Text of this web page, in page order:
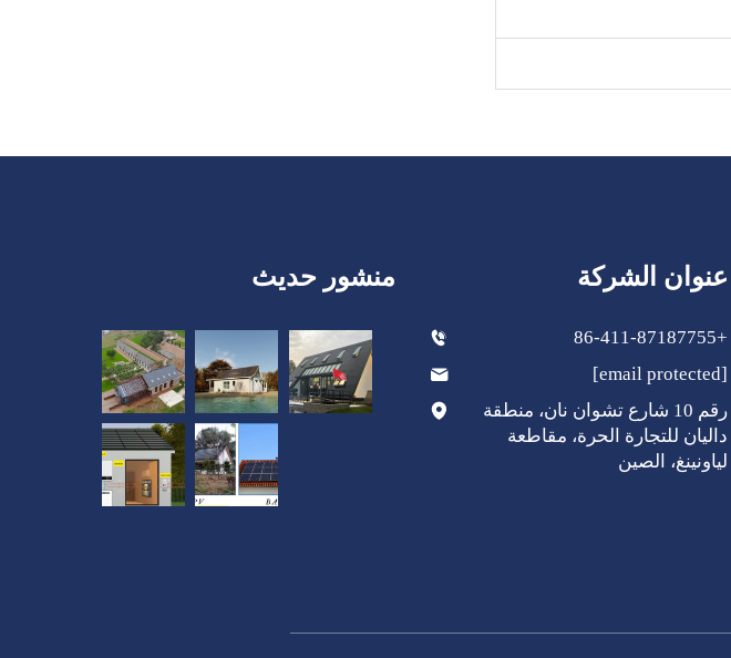
عنوان الشركة
+86-411-87187755
[email protected]
رقم 10 شارع تشوان نان، منطقة
داليان للتجارة الحرة، مقاطعة
لياونينغ، الصين
منشور حديث